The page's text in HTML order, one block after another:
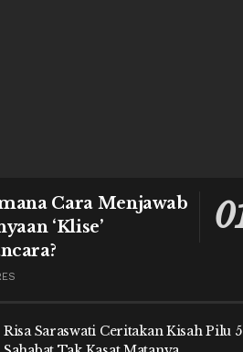
Cara Menjawab
‘Klise’
Risa Saraswati Ceritakan Kisah Pilu 5